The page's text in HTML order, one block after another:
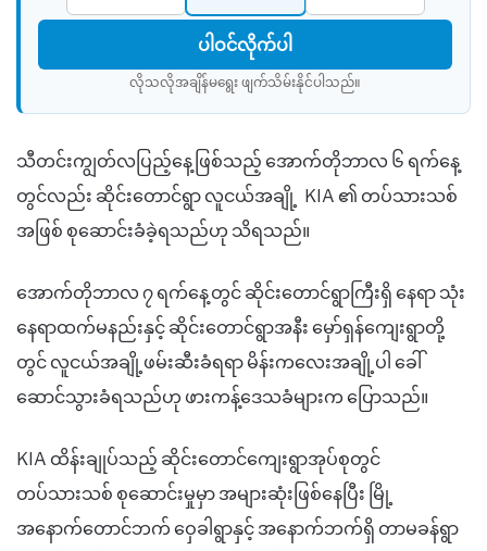
ပါဝင်လိုက်ပါ
လိုသလိုအချိန်မရွေး ဖျက်သိမ်းနိုင်ပါသည်။​
သီတင်းကျွတ်လပြည့်နေ့ဖြစ်သည့် အောက်တိုဘာလ ၆ ရက်နေ့
တွင်လည်း ဆိုင်းတောင်ရွာ လူငယ်အချို့ KIA ၏ တပ်သားသစ်
အဖြစ် စုဆောင်းခံခဲ့ရသည်ဟု သိရသည်။
အောက်တိုဘာလ ၇ ရက်နေ့တွင် ဆိုင်းတောင်ရွာကြီးရှိ နေရာ သုံး
နေရာထက်မနည်းနှင့် ဆိုင်းတောင်ရွာအနီး မှော်ရှန်ကျေးရွာတို့
တွင် လူငယ်အချို့ဖမ်းဆီးခံရရာ မိန်းကလေးအချို့ပါ ခေါ်
ဆောင်သွားခံရသည်ဟု ဖားကန့်ဒေသခံများက ပြောသည်။
KIA ထိန်းချုပ်သည့် ဆိုင်းတောင်ကျေးရွာအုပ်စုတွင်
တပ်သားသစ် စုဆောင်းမှုမှာ အများဆုံးဖြစ်နေပြီး မြို့
အနောက်တောင်ဘက် ဝှေခါရွာနှင့် အနောက်ဘက်ရှိ တာမခန်ရွာ